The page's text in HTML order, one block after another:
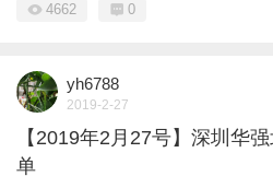
4662 0
yh6788
2019-2-27
【2019年2月27号】深圳华
单